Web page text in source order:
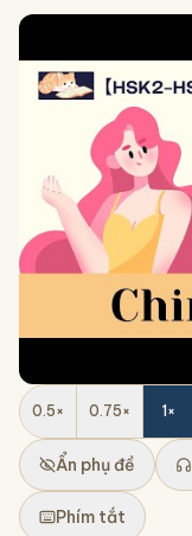
0.5× 0.75× 1 ×
Ẩn phụ đề
Phím tắt